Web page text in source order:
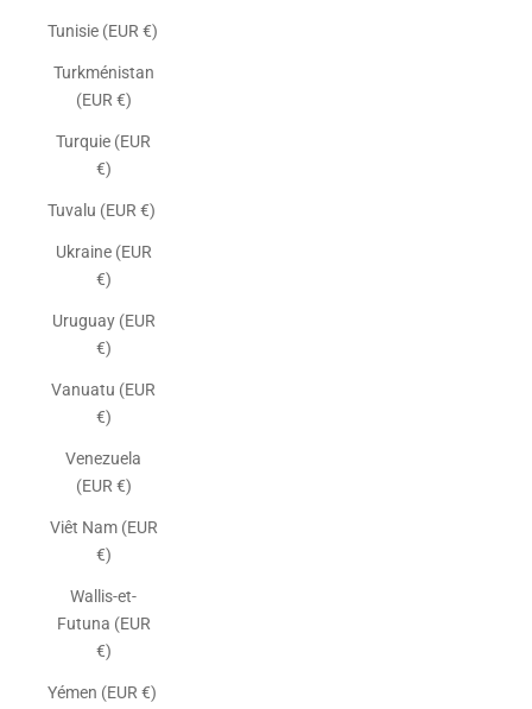
Tunisie (EUR €)
Turkménistan
(EUR €)
Turquie (EUR
€)
Tuvalu (EUR €)
Ukraine (EUR
€)
Uruguay (EUR
€)
Vanuatu (EUR
€)
Venezuela
(EUR €)
Viêt Nam (EUR
€)
Wallis-et-
Futuna (EUR
€)
Yémen (EUR €)